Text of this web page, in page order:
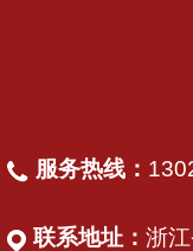
服务热线：
联系地址： 浙